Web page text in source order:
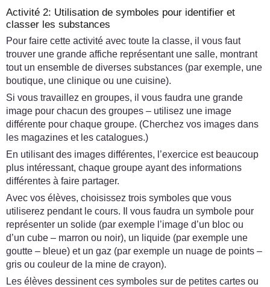
Activité 2: Utilisation de symboles pour identifier et
classer les substances
Pour faire cette activité avec toute la classe, il vous faut
trouver une grande affiche représentant une salle, montrant
tout un ensemble de diverses substances (par exemple, une
boutique, une clinique ou une cuisine).
Si vous travaillez en groupes, il vous faudra une grande
image pour chacun des groupes – utilisez une image
différente pour chaque groupe. (Cherchez vos images dans
les magazines et les catalogues.)
En utilisant des images différentes, l’exercice est beaucoup
plus intéressant, chaque groupe ayant des informations
différentes à faire partager.
Avec vos élèves, choisissez trois symboles que vous
utiliserez pendant le cours. Il vous faudra un symbole pour
représenter un solide (par exemple l’image d’un bloc ou
d’un cube – marron ou noir), un liquide (par exemple une
goutte – bleue) et un gaz (par exemple un nuage de points –
gris ou couleur de la mine de crayon).
Les élèves dessinent ces symboles sur de petites cartes ou